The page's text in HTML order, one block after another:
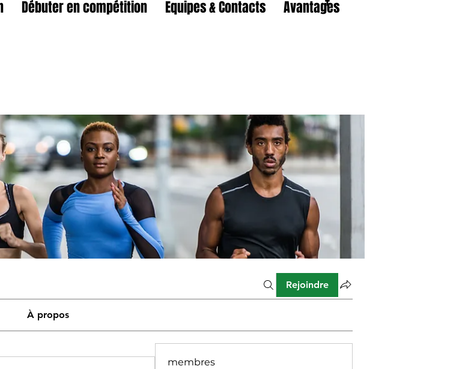
Débuter en compétition Equipes & Contacts Avantages
Rejoindre
À propos
membres